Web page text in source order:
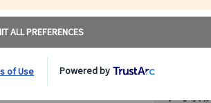
す。
【専